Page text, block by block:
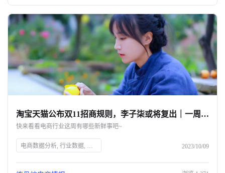
淘宝天猫公布双11招商规则，李子柒或将复出｜一周热点
快来看看电商行业这周有哪些新鲜事吧~
电商数据分析, 行业数据, 品牌数据, 店铺数据, 商品数据, 炼丹炉, 双11招商规则, 淘宝天猫, 优惠方式, 官方立减, 跨店满减, 淘宝问问, ChatGPT, 京东消费数据, 国庆消费趋势, 小红书双十一, 李子柒复出, 香奈儿涨价, 花王美妆品牌, 章小蕙直播, 免煮糙米饭, 天地壹号椰汁, 电商市场分析, 数据驱动营销 2023/10/09